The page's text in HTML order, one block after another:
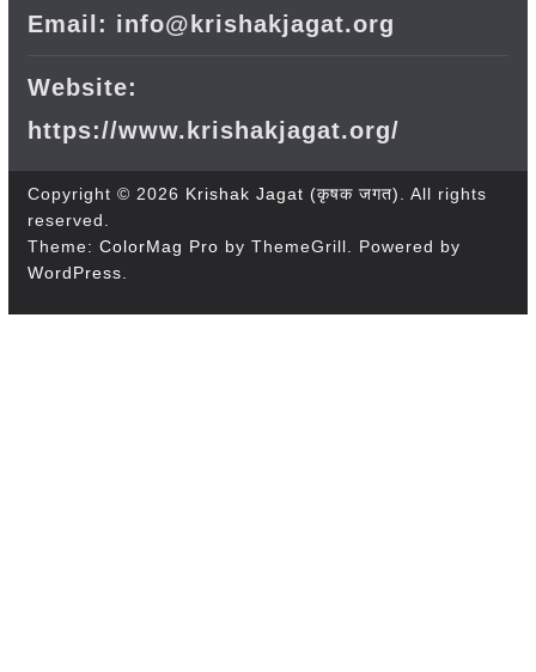
Email: info@krishakjagat.org
Website:
https://www.krishakjagat.org/
Copyright © 2026 Krishak Jagat (कृषक जगत). All rights
reserved.
Theme: ColorMag Pro by ThemeGrill. Powered by
WordPress.